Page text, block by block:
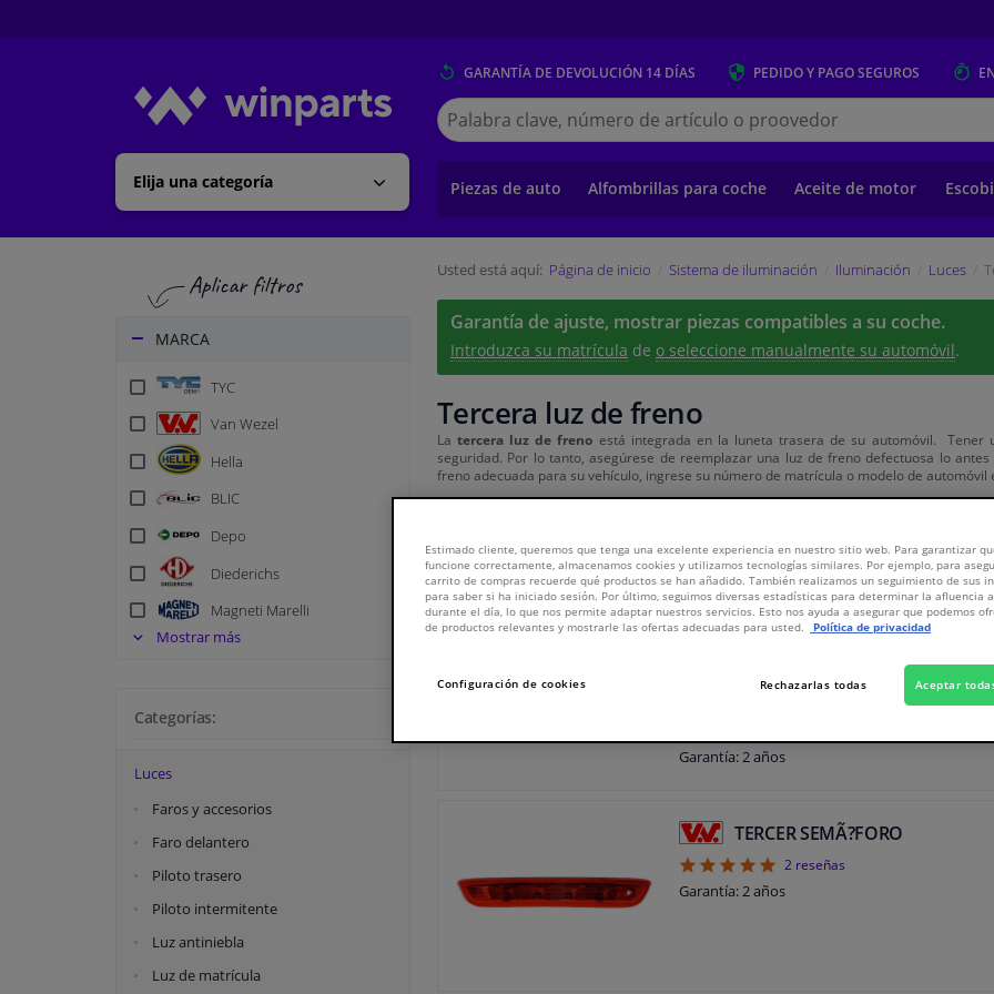
Elija una categoría
GARANTÍA DE DEVOLUCIÓN 14 DÍAS PEDIDO Y PAGOSEGUROS
Buscar
en
Winparts.es
Piezas de auto Alfombrillas para coche Aceite de motor
MARCA
TYC
Van Wezel
Hella
BLIC
Depo
Diederichs
Magneti Marelli
Metzger
Vemo
Mostrar más
Categorías:
Luces
Faros y accesorios
Faro delantero
Piloto trasero
Piloto intermitente
Luz antiniebla
Luz de matrícula
Usted está aquí: Página de inicio Sistema de iluminación Iluminación Luces
Garantía de ajuste, mostrar piezas compatibles a su coche.
Introduzca su matrícula de o seleccione manualmente su automóvil.
Tercera luz de freno
Latercera luz de freno está integrada en la luneta trasera de su automóvil.
seguridad. Por lo tanto, asegúrese de reemplazar una luz de freno defectuosa lo
freno adecuada para su vehículo, ingrese su número de matrícula o modelo de
Tercera luz de freno
Ubicación de la instalación: 6K-X-232700
Garantía: 2 años
TERCER SEMÃ?FORO
52 reseñas
Garantía: 2 años
Estimado cliente, queremos que tenga una excelente experiencia en nuestro sitio web. Para garantizar
funcione correctamente, almacenamos cookies y utilizamos tecnologías similares. Por ejemplo, para
carrito de compras recuerde qué productos se han añadido. También realizamos un seguimiento de sus
para saber si ha iniciado sesión. Por último, seguimos diversas estadísticas para determinar la afluencia
durante el día, lo que nos permite adaptar nuestros servicios. Esto nos ayuda a asegurar que podemos
de productos relevantes y mostrarle las ofertas adecuadas para usted.
Política de privacidad
Configuración de cookies Rechazarlas todas Aceptar